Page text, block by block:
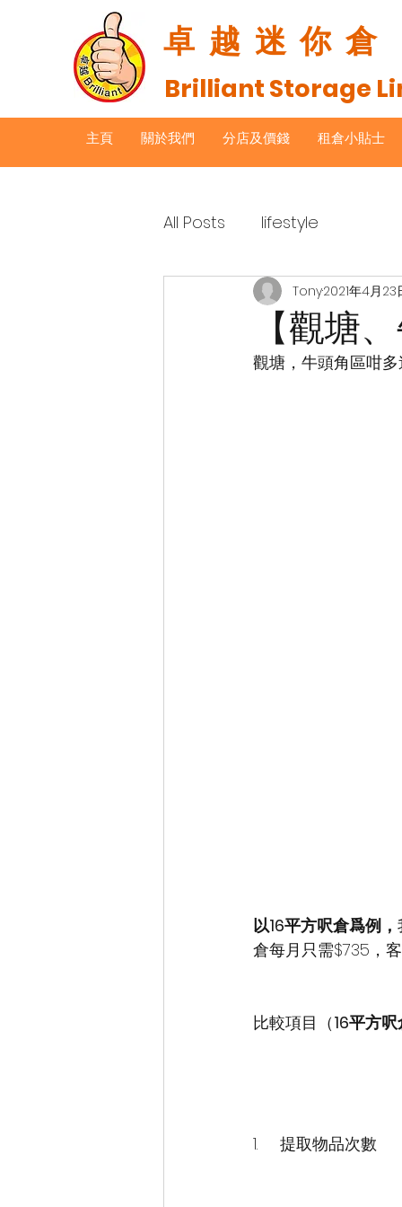
卓越迷你倉
Brilliant Storage
主頁 關於我們 分店及價錢 租倉小貼士
All Posts lifestyle
【觀塘
Tony2021年4月23
觀塘，牛頭角區咁
以16平方呎倉爲例，
倉每月只需$735，
比較項目（16平方呎
1.     提取物品次數